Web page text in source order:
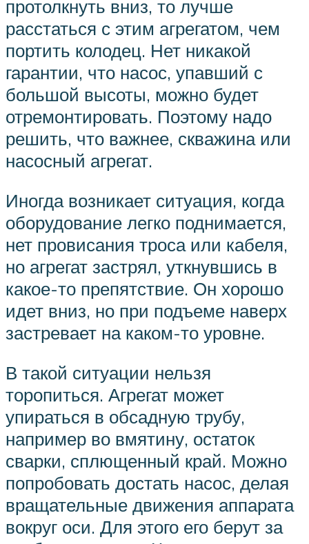
протолкнуть вниз, то лучше
расстаться с этим агрегатом, чем
портить колодец. Нет никакой
гарантии, что насос, упавший с
большой высоты, можно будет
отремонтировать. Поэтому надо
решить, что важнее, скважина или
насосный агрегат.
Иногда возникает ситуация, когда
оборудование легко поднимается,
нет провисания троса или кабеля,
но агрегат застрял, уткнувшись в
какое-то препятствие. Он хорошо
идет вниз, но при подъеме наверх
застревает на каком-то уровне.
В такой ситуации нельзя
торопиться. Агрегат может
упираться в обсадную трубу,
например во вмятину, остаток
сварки, сплющенный край. Можно
попробовать достать насос, делая
вращательные движения аппарата
вокруг оси. Для этого его берут за